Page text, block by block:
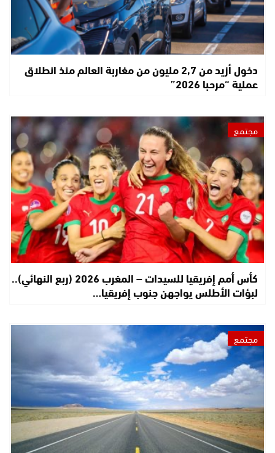
دخول أزيد من 2,7 مليون من مغاربة العالم منذ انطلاق
عملية “مرحبا 2026”
مجتمع
كأس أمم إفريقيا للسيدات – المغرب 2026 (ربع النهائي)..
لبؤات الأطلس يواجهن جنوب إفريقيا…
مجتمع